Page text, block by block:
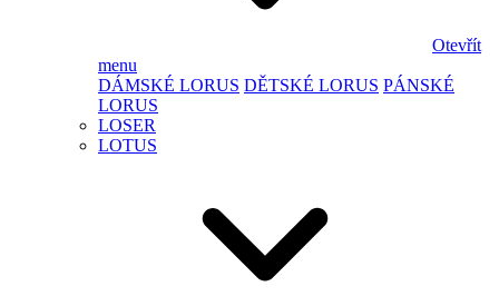
Otevřít
menu
DÁMSKÉ LORUS DĚTSKÉ LORUS PÁNSKÉ
LORUS
LOSER
LOTUS